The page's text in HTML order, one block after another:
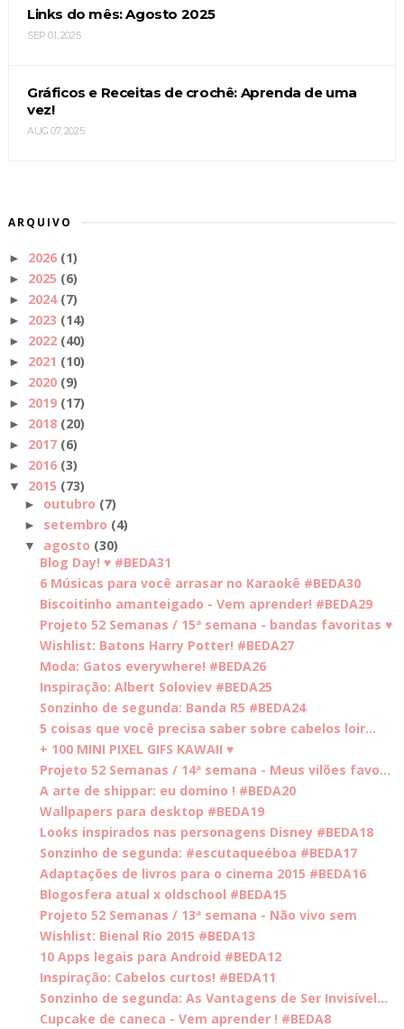
Links do mês: Agosto 2025
SEP 01, 2025
Gráficos e Receitas de crochê: Aprenda de uma
vez!
AUG 07, 2025
ARQUIVO
► 2026 (1)
► 2025 (6)
► 2024 (7)
► 2023 (14)
► 2022 (40)
► 2021 (10)
► 2020 (9)
► 2019 (17)
► 2018 (20)
► 2017 (6)
► 2016 (3)
▼ 2015 (73)
► outubro (7)
► setembro (4)
▼ agosto (30)
Blog Day! ♥ #BEDA31
6 Músicas para você arrasar no Karaokê #BEDA30
Biscoitinho amanteigado - Vem aprender! #BEDA29
Projeto 52 Semanas / 15ª semana - bandas favoritas ♥
Wishlist: Batons Harry Potter! #BEDA27
Moda: Gatos everywhere! #BEDA26
Inspiração: Albert Soloviev #BEDA25
Sonzinho de segunda: Banda R5 #BEDA24
5 coisas que você precisa saber sobre cabelos loir...
+ 100 MINI PIXEL GIFS KAWAII ♥
Projeto 52 Semanas / 14ª semana - Meus vilões favo...
A arte de shippar: eu domino ! #BEDA20
Wallpapers para desktop #BEDA19
Looks inspirados nas personagens Disney #BEDA18
Sonzinho de segunda: #escutaqueéboa #BEDA17
Adaptações de livros para o cinema 2015 #BEDA16
Blogosfera atual x oldschool #BEDA15
Projeto 52 Semanas / 13ª semana - Não vivo sem
Wishlist: Bienal Rio 2015 #BEDA13
10 Apps legais para Android #BEDA12
Inspiração: Cabelos curtos! #BEDA11
Sonzinho de segunda: As Vantagens de Ser Invisível...
Cupcake de caneca - Vem aprender ! #BEDA8